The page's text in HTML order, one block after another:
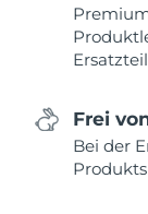
Frei
Bei der